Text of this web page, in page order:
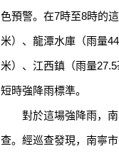
色預警。在7時至8時的
米）、龍潭水庫（雨量
米）、江西鎮（雨量
短時強降雨標準。
對於這場強降雨，南
查。經巡查發現，南寧